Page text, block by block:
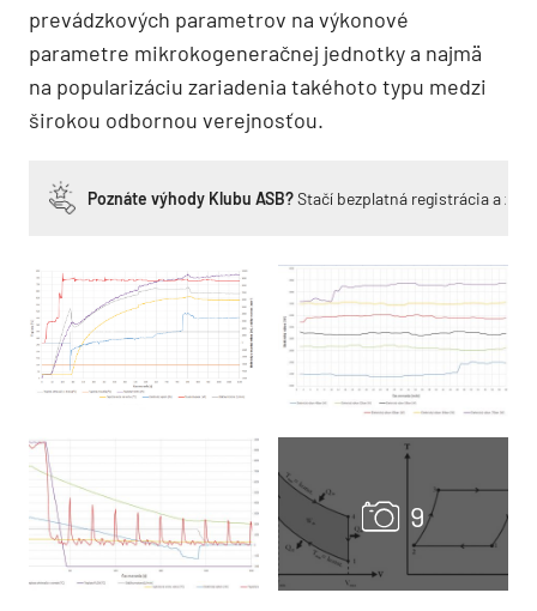
prevádzkových parametrov na výkonové
parametre mikrokogeneračnej jednotky a najmä
na popularizáciu zariadenia takéhoto typu medzi
širokou odbornou verejnosťou.
Poznáte výhody Klubu ASB?Stačí bezplatná registrácia a